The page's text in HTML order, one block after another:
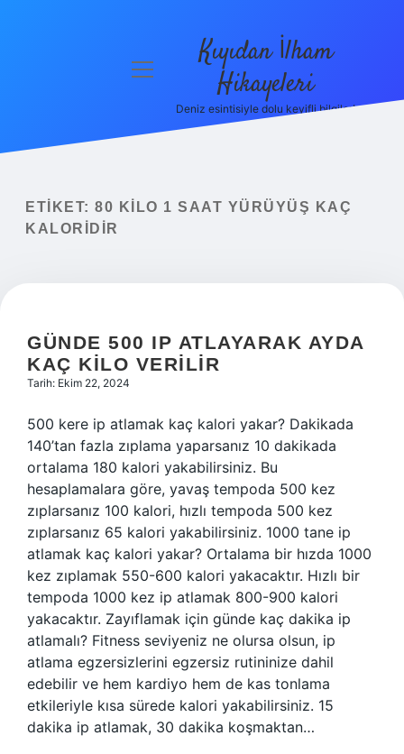
Yasal Uyarı
menüyü
Kıyıdan İlham
Hikayeleri
Deniz esintisiyle dolu keyifli bilgiler!
ETIKET: 80 KILO 1 SAAT YÜRÜYÜŞ KAÇ
KALORIDIR
GÜNDE 500 IP ATLAYARAK AYDA
KAÇ KILO VERILIR
Tarih: Ekim 22, 2024
500 kere ip atlamak kaç kalori yakar? Dakikada
140’tan fazla zıplama yaparsanız 10 dakikada
ortalama 180 kalori yakabilirsiniz. Bu
hesaplamalara göre, yavaş tempoda 500 kez
zıplarsanız 100 kalori, hızlı tempoda 500 kez
zıplarsanız 65 kalori yakabilirsiniz. 1000 tane ip
atlamak kaç kalori yakar? Ortalama bir hızda 1000
kez zıplamak 550-600 kalori yakacaktır. Hızlı bir
tempoda 1000 kez ip atlamak 800-900 kalori
yakacaktır. Zayıflamak için günde kaç dakika ip
atlamalı? Fitness seviyeniz ne olursa olsun, ip
atlama egzersizlerini egzersiz rutininize dahil
edebilir ve hem kardiyo hem de kas tonlama
etkileriyle kısa sürede kalori yakabilirsiniz. 15
dakika ip atlamak, 30 dakika koşmaktan…